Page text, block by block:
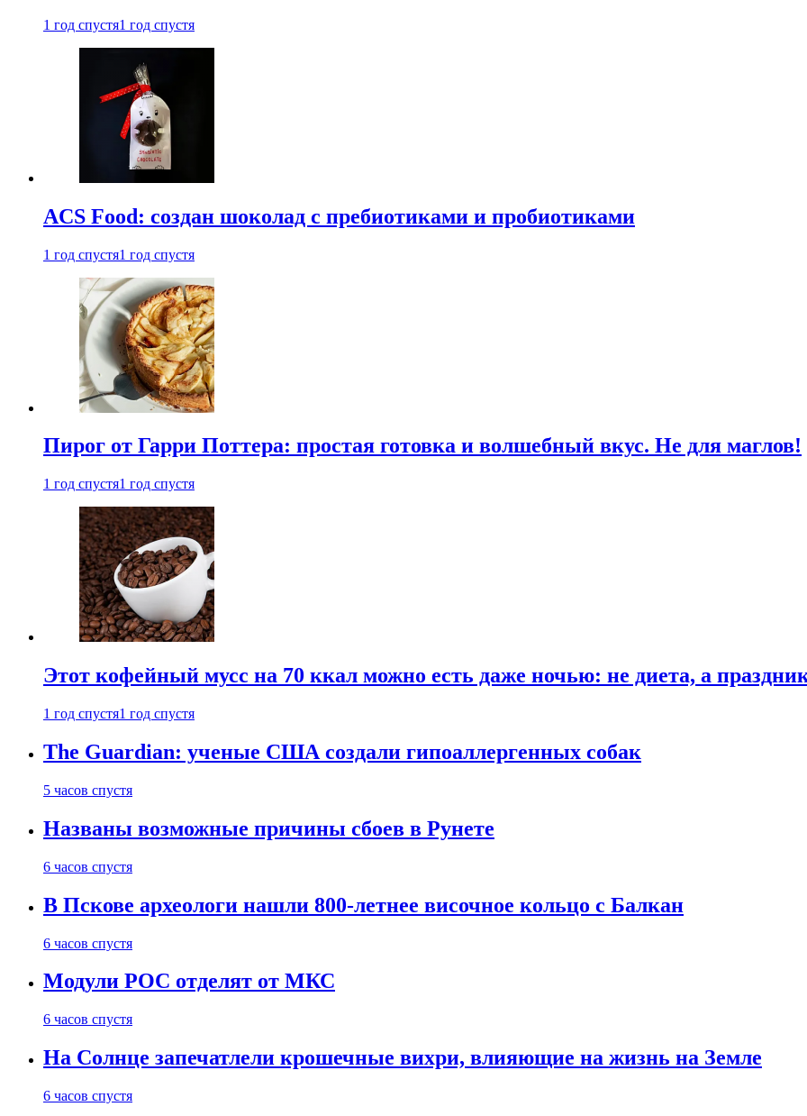
1 год спустя1 год спустя
ACS Food: создан шоколад с пребиотиками и пробиотиками
1 год спустя1 год спустя
Пирог от Гарри Поттера: простая готовка и волшебный вкус. Не для маглов!
1 год спустя1 год спустя
Этот кофейный мусс на 70 ккал можно есть даже ночью: не диета, а
1 год спустя1 год спустя
The Guardian: ученые США создали гипоаллергенных собак
5 часов спустя
Названы возможные причины сбоев в Рунете
6 часов спустя
В Пскове археологи нашли 800-летнее височное кольцо с Балкан
6 часов спустя
Модули РОС отделят от МКС
6 часов спустя
На Солнце запечатлели крошечные вихри, влияющие на жизнь на Земле
6 часов спустя